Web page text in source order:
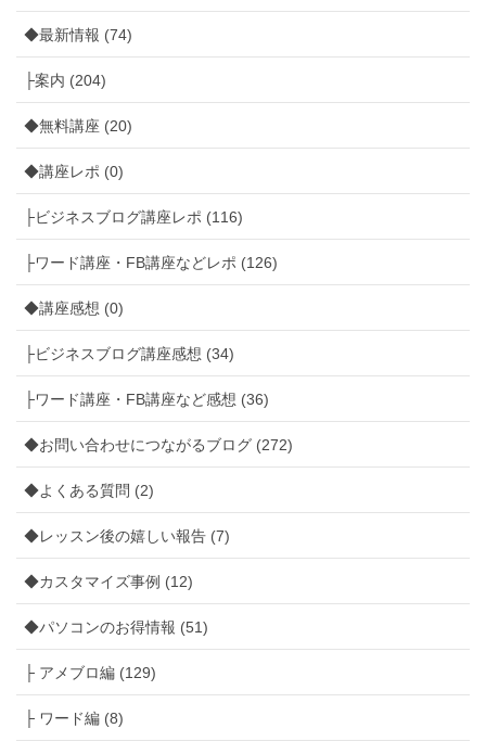
◆最新情報 (74)
├案内 (204)
◆無料講座 (20)
◆講座レポ (0)
├ビジネスブログ講座レポ (116)
├ワード講座・FB講座などレポ (126)
◆講座感想 (0)
├ビジネスブログ講座感想 (34)
├ワード講座・FB講座など感想 (36)
◆お問い合わせにつながるブログ (272)
◆よくある質問 (2)
◆レッスン後の嬉しい報告 (7)
◆カスタマイズ事例 (12)
◆パソコンのお得情報 (51)
├ アメブロ編 (129)
├ ワード編 (8)